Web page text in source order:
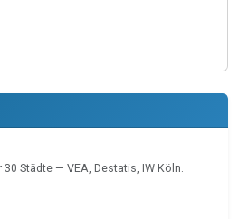
Städte — VEA, Destatis, IW Köln.